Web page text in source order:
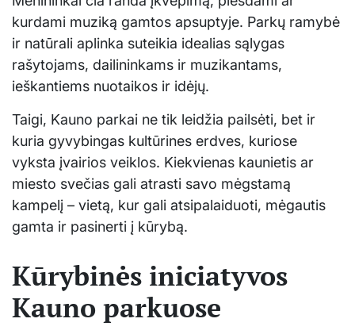
kurdami muziką gamtos apsuptyje. Parkų ramybė
ir natūrali aplinka suteikia idealias sąlygas
rašytojams, dailininkams ir muzikantams,
ieškantiems nuotaikos ir idėjų.
Taigi, Kauno parkai ne tik leidžia pailsėti, bet ir
kuria gyvybingas kultūrines erdves, kuriose
vyksta įvairios veiklos. Kiekvienas kaunietis ar
miesto svečias gali atrasti savo mėgstamą
kampelį – vietą, kur gali atsipalaiduoti, mėgautis
gamta ir pasinerti į kūrybą.
Kūrybinės iniciatyvos
Kauno parkuose